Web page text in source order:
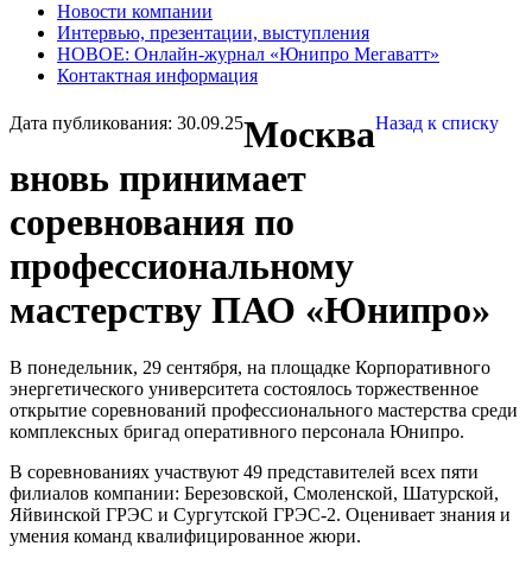
Новости компании
Интервью, презентации, выступления
НОВОЕ: Онлайн-журнал «Юнипро Мегаватт»
Контактная информация
Дата публикования: 30.09.25 Назад к списку
Москва
вновь принимает
соревнования по
профессиональному
мастерству ПАО «Юнипро»
В понедельник, 29 сентября, на площадке Корпоративного
энергетического университета состоялось торжественное
открытие соревнований профессионального мастерства среди
комплексных бригад оперативного персонала Юнипро.
В соревнованиях участвуют 49 представителей всех пяти
филиалов компании: Березовской, Смоленской, Шатурской,
Яйвинской ГРЭС и Сургутской ГРЭС-2. Оценивает знания и
умения команд квалифицированное жюри.